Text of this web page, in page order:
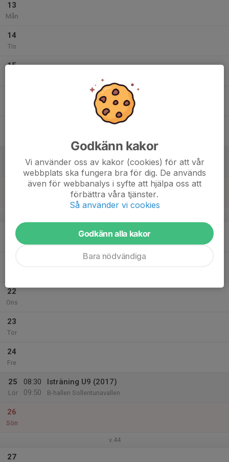
13
Mån
14
Tis
15
09:50
B-hallen Sollentunavallen
20
Mån
22
Ons
23
Tor
24
Fre
25
Lör
08:30
09:50
Isträning U9 (2017)
B-hallen Sollentunavallen
26
Sön
v.44
27
Godkänn kakor
Vi använder oss av kakor (cookies) för att vår
webbplats ska fungera bra för dig. De används
även för webbanalys i syfte att hjälpa oss att
förbättra våra tjänster.
Så använder vi cookies
Godkänn alla kakor
Bara nödvändiga